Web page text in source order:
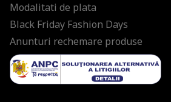
Modalitati de plata
Black Friday Fashion Days
Anunturi rechemare produse